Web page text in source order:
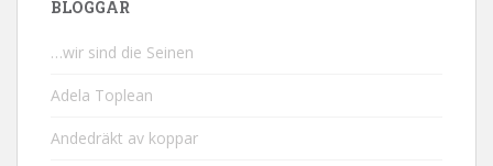
BLOGGAR
…wir sind die Seinen
Adela Toplean
Andedräkt av koppar